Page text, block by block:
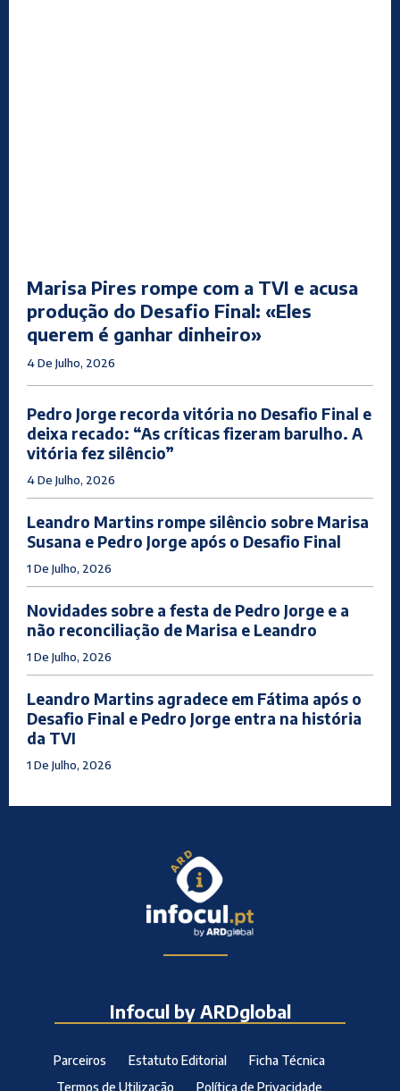
Marisa Pires rompe com a TVI e acusa
produção do Desafio Final: «Eles
querem é ganhar dinheiro»
4 De Julho, 2026
Pedro Jorge recorda vitória no Desafio Final e
deixa recado: “As críticas fizeram barulho. A
vitória fez silêncio”
4 De Julho, 2026
Leandro Martins rompe silêncio sobre Marisa
Susana e Pedro Jorge após o Desafio Final
1 De Julho, 2026
Novidades sobre a festa de Pedro Jorge e a
não reconciliação de Marisa e Leandro
1 De Julho, 2026
Leandro Martins agradece em Fátima após o
Desafio Final e Pedro Jorge entra na história
da TVI
1 De Julho, 2026
Infocul by ARDglobal
Parceiros Estatuto Editorial
Ficha Técnica
Termos de Utilização
Política de Privacidade